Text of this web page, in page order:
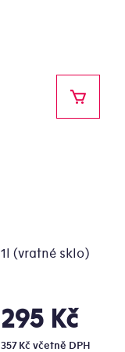
295 Kč
357 Kč včetně DPH
Měrná
cena:
1l (vratné sklo)